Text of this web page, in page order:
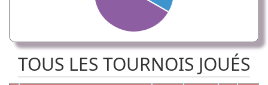
TOUS LES TOURNOIS JOUÉS